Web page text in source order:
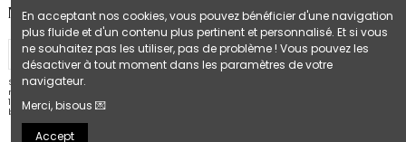
Newsletter
Stay in touch 💌 Inscrivez-vous à notre
newsletter et recevez un bon de réduction de
10% sur votre prochaine commande. De rien,
bisous 🫶
En acceptant nos cookies, vous pouvez bénéficier d'une navigation
plus fluide et d'un contenu plus pertinent et personnalisé. Et si vous
ne souhaitez pas les utiliser, pas de problème ! Vous pouvez les
désactiver à tout moment dans les paramètres de votre
navigateur.
Merci, bisous 💌
Accept